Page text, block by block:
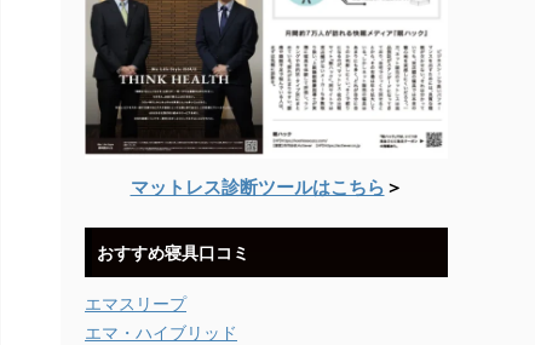
マットレス診断ツールはこちら ＞
おすすめ寝具口コミ
エマスリープ
エマ・ハイブリッド